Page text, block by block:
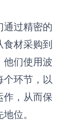
通过精密的
材采购到
他们使用波
个环节，以
作，从而保
位。